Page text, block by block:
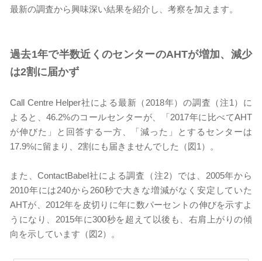
最新の調査から興味深い結果を紹介し、考察を加えます。
過去1年で半数近くのセンターのAHTが増加、減少
は2割に届かず
Call Centre Helper社による最新（2018年）の調査（注1）に
よると、46.2%のコールセンターが、「2017年に比べてAHT
が伸びた」と回答する一方、「減った」とするセンターは
17.9%に留まり、2割にも届きませんでした（図1）。
また、ContactBabel社による調査（注2）では、2005年から
2010年には240から260秒で大きな増減がなく安定していた
AHTが、2012年を皮切りに年に数パーセントの伸びを示すよ
うになり、2015年に300秒を超えて以後も、右肩上がりの傾
向を示しています（図2）。